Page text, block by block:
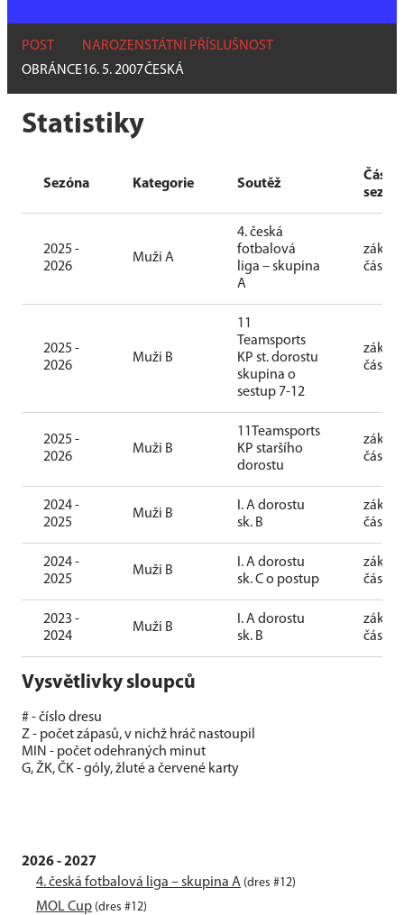
POST
OBRÁNCE
NAROZEN
16. 5. 2007
STÁTNÍ PŘÍSLUŠNOST
ČESKÁ
Statistiky
Sezóna Kategorie Soutěž
Část
2025 -
2026
Muži A
4. česká
fotbalová
liga – skupina
A
část
2025 -
2026
Muži B
11
Teamsports
KP st. dorostu
skupina o
sestup 7-12
část
2025 -
2026
Muži B
11Teamsports
KP staršího
dorostu
část
2024 -
2025
Muži B
I. A dorostu
sk. B
část
2024 -
2025
Muži B
I. A dorostu
sk. C o postup
část
2023 -
2024
Muži B
I. A dorostu
sk. B
část
Vysvětlivky sloupců
# - číslo dresu
Z - počet zápasů, v nichž hráč nastoupil
MIN - počet odehraných minut
G, ŽK, ČK - góly, žluté a červené karty
2026 - 2027
4. česká fotbalová liga – skupina A (dres #12)
MOL Cup (dres #12)